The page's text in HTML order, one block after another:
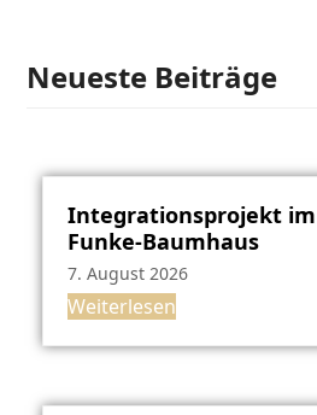
Neueste Beiträge
Integrationsprojekt im
Funke-Baumhaus
7. August 2026
Weiterlesen